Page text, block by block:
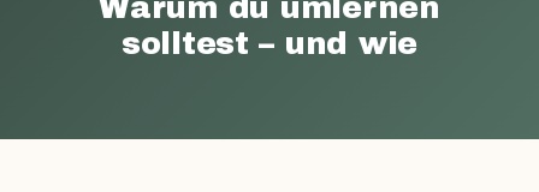
Warum du umlernen
solltest – und wie